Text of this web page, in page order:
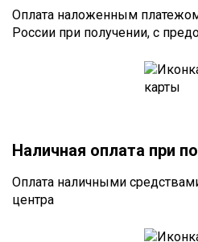
Оплата наложенным
России при получении, с
Наличная оплата при
Оплата наличными
центра